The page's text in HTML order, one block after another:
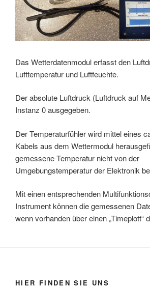
Das Wetterdatenmodul erfasst den
Lufttemperatur und Luftfeuchte.
Der absolute Luftdruck (Luftdruck auf
Instanz 0 ausgegeben.
Der Temperaturfühler wird mittel eines
Kabels aus dem Wettermodul
gemessene Temperatur nicht von der
Umgebungstemperatur der Elektronik
Mit einen entsprechenden
Instrument können die gemessenen
wenn vorhanden über einen „Timeplott“
HIER FINDEN SIE UNS